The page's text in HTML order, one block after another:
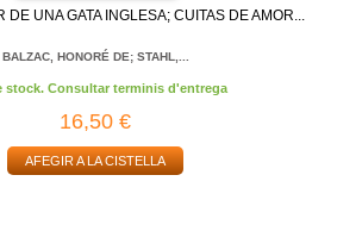
DE UNA GATA INGLESA; CUITAS DE AMOR...
BALZAC, HONORÉ DE; STAHL,...
stock. Consultar terminis d'entrega
16,50 €
AFEGIR A LA CISTELLA